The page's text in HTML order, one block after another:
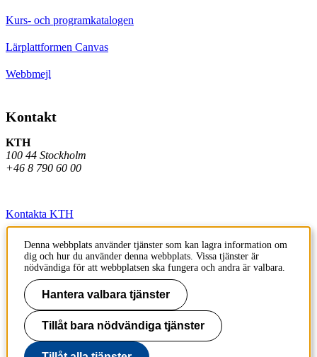
Kurs- och programkatalogen
Lärplattformen Canvas
Webbmejl
Kontakt
KTH
100 44 Stockholm
+46 8 790 60 00
Kontakta KTH
Jobba på KTH
Press och media
Faktura och betalning KTH
Om KTH:s webbplatser
Tillgänglighetsredogörelse
Denna webbplats använder tjänster som kan lagra information om
dig och hur du använder denna webbplats. Vissa tjänster är
nödvändiga för att webbplatsen ska fungera och andra är valbara.
Hantera valbara tjänster
Tillåt bara nödvändiga tjänster